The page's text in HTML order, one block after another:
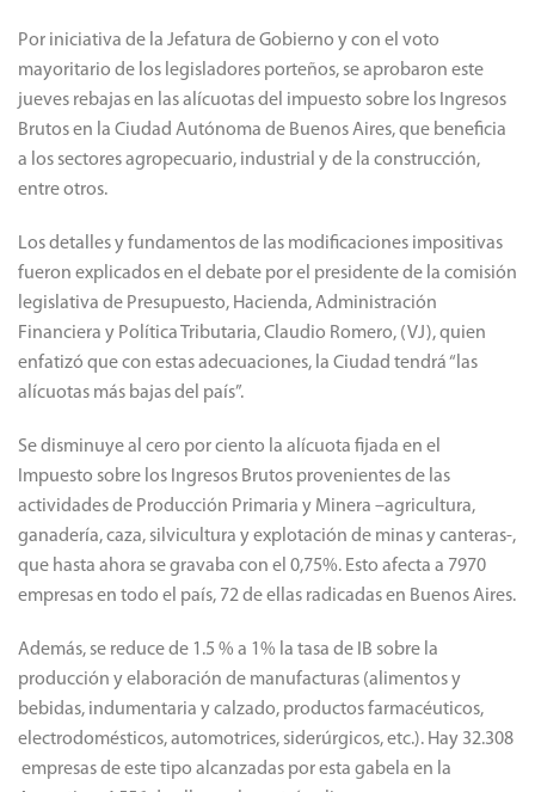
Por iniciativa de la Jefatura de Gobierno y con el voto
mayoritario de los legisladores porteños, se aprobaron este
jueves rebajas en las alícuotas del impuesto sobre los Ingresos
Brutos en la Ciudad Autónoma de Buenos Aires, que beneficia
a los sectores agropecuario, industrial y de la construcción,
entre otros.
Los detalles y fundamentos de las modificaciones impositivas
fueron explicados en el debate por el presidente de la comisión
legislativa de Presupuesto, Hacienda, Administración
Financiera y Política Tributaria, Claudio Romero, (VJ), quien
enfatizó que con estas adecuaciones, la Ciudad tendrá “las
alícuotas más bajas del país”.
Se disminuye al cero por ciento la alícuota fijada en el
Impuesto sobre los Ingresos Brutos provenientes de las
actividades de Producción Primaria y Minera –agricultura,
ganadería, caza, silvicultura y explotación de minas y canteras-,
que hasta ahora se gravaba con el 0,75%. Esto afecta a 7970
empresas en todo el país, 72 de ellas radicadas en Buenos Aires.
Además, se reduce de 1.5 % a 1% la tasa de IB sobre la
producción y elaboración de manufacturas (alimentos y
bebidas, indumentaria y calzado, productos farmacéuticos,
electrodomésticos, automotrices, siderúrgicos, etc.). Hay 32.308
empresas de este tipo alcanzadas por esta gabela en la